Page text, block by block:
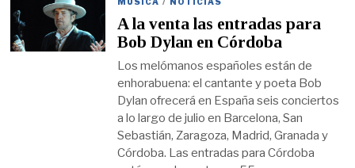
A la venta las entradas para
Bob Dylan en Córdoba
Los melómanos españoles están de
enhorabuena: el cantante y poeta Bob
Dylan ofrecerá en España seis conciertos
a lo largo de julio en Barcelona, San
Sebastián, Zaragoza, Madrid, Granada y
Córdoba. Las entradas para Córdoba